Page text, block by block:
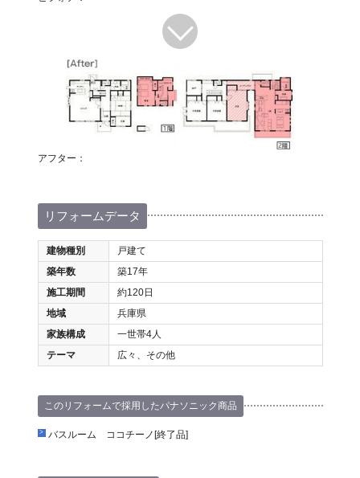
アフター：
リフォームデータ
建物種別
戸建て
築年数
築17年
施工期間
約120日
地域
兵庫県
家族構成
一世帯4人
テーマ
広々、その他
このリフォームで採用したパナソニック商品
バスルーム ココチーノ[終了品]